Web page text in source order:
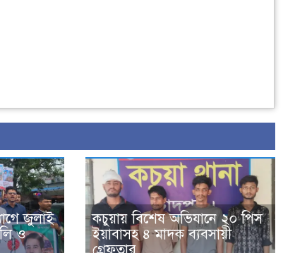
জুলাই
ও
কচুয়ায় বিশেষ অভিযানে ২০ পিস
ইয়াবাসহ ৪ মাদক ব্যবসায়ী